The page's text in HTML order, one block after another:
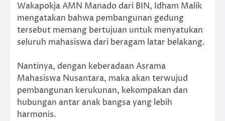
Wakapokja AMN Manado dari BIN, Idham Malik
mengatakan bahwa pembangunan gedung
tersebut memang bertujuan untuk menyatukan
seluruh mahasiswa dari beragam latar belakang.
Nantinya, dengan keberadaan Asrama
Mahasiswa Nusantara, maka akan terwujud
pembangunan kerukunan, kekompakan dan
hubungan antar anak bangsa yang lebih
harmonis.